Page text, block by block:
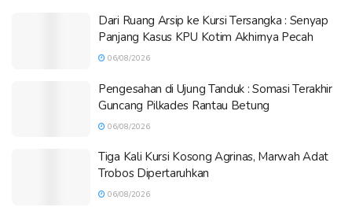
Dari Ruang Arsip ke Kursi Tersangka : Senyap
Panjang Kasus KPU Kotim Akhirnya Pecah
06/08/2026
Pengesahan di Ujung Tanduk : Somasi Terakhir
Guncang Pilkades Rantau Betung
06/08/2026
Tiga Kali Kursi Kosong Agrinas, Marwah Adat
Trobos Dipertaruhkan
06/08/2026